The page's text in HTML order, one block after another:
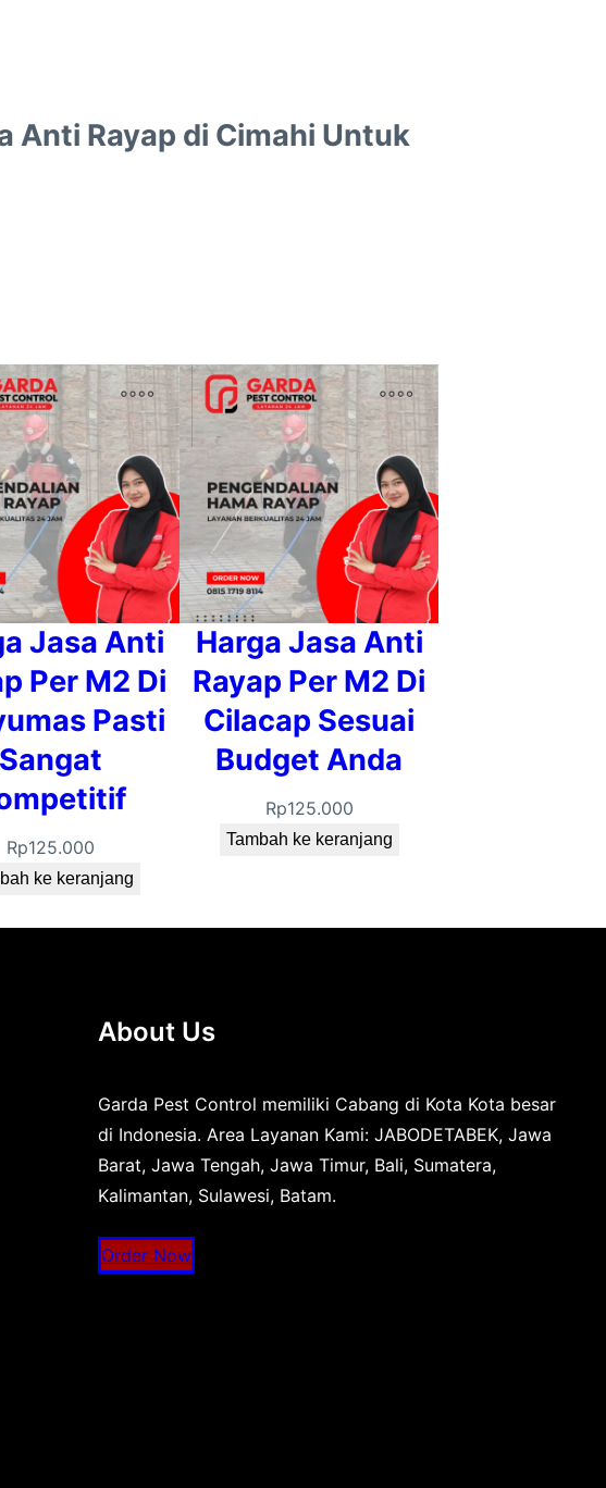
Anti Rayap di Cimahi Untuk
Jasa Anti
Per M2 Di
Pasti
Sangat
Rp125.000
ke keranjang
Harga Jasa Anti
Rayap Per M2 Di
Cilacap Sesuai
Budget Anda
Rp125.000
Tambah ke keranjang
About Us
Garda Pest Control memiliki Cabang di Kota Kota besar
di Indonesia. Area Layanan Kami: JABODETABEK, Jawa
Barat, Jawa Tengah, Jawa Timur, Bali, Sumatera,
Kalimantan, Sulawesi, Batam.
Order Now